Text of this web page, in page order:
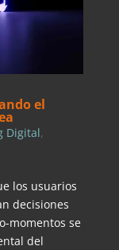
el
Digital,
los usuarios
decisiones
momentos se
del